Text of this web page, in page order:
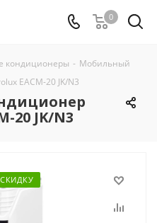
0
кондиционеры - Мобильный
EACM-20 JK/N3
20 JK/N3